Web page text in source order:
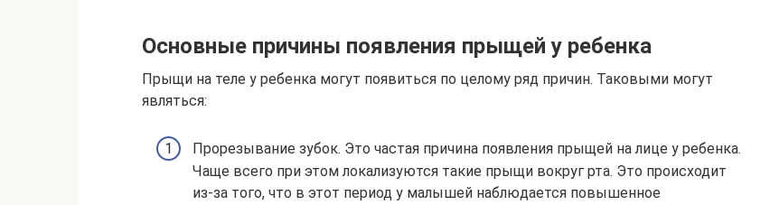
Основные причины появления прыщей у ребенка
Прыщи на теле у ребенка могут появиться по целому ряд причин. Таковыми могут
являться:
Прорезывание зубок. Это частая причина появления прыщей на лице у ребенка.
Чаще всего при этом локализуются такие прыщи вокруг рта. Это происходит
из-за того, что в этот период у малышей наблюдается повышенное